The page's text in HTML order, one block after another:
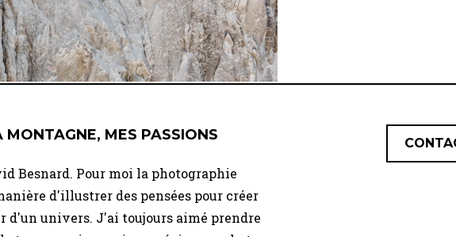
MES PASSIONS
Besnard. Pour moi la photographie
d'illustrer des pensées pour créer
d'un univers. J'ai toujours aimé prendre